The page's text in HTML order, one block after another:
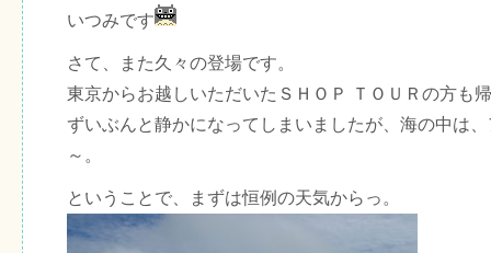
いつみです
さて、また久々の登場です。
東京からお越しいただいたＳＨＯＰ ＴＯＵＲの方も
ずいぶんと静かになってしまいましたが、海の中は
～。
ということで、まずは恒例の天気からっ。